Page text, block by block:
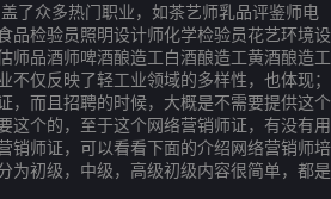
了众多热门职业，如茶艺师乳品评鉴师电
品检验员照明设计师化学检验员花艺环境设
师品酒师啤酒酿造工白酒酿造工黄酒酿造工
不仅反映了轻工业领域的多样性，也体现；
，而且招聘的时候，大概是不需要提供这个
这个的，至于这个网络营销师证，有没有用
销师证，可以看看下面的介绍网络营销师培
为初级，中级，高级初级内容很简单，都是